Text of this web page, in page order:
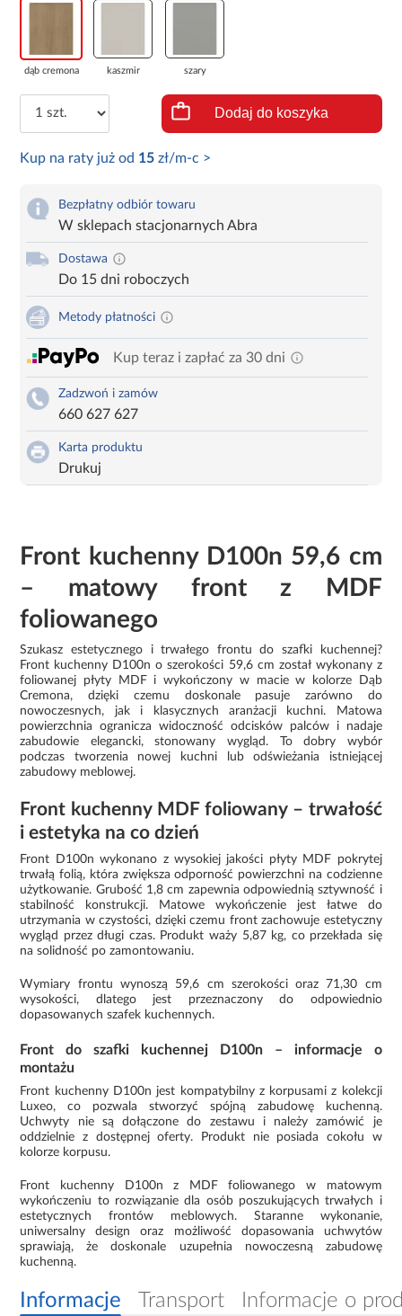
dąb cremona kaszmir szary
Dodaj do koszyka
Kup na raty już od 15 zł/m-c >
Bezpłatny odbiór towaru
W sklepach stacjonarnych Abra
Dostawa
Do 15 dni roboczych
Metody płatności
Kup teraz i zapłać za 30 dni
Zadzwoń i zamów
660 627 627
Karta produktu
Drukuj
Front kuchenny D100n 59,6 cm
– matowy front z MDF
foliowanego
Szukasz estetycznego i trwałego frontu do szafki kuchennej?
Front kuchenny D100n o szerokości 59,6 cm został wykonany z
foliowanej płyty MDF i wykończony w macie w kolorze Dąb
Cremona, dzięki czemu doskonale pasuje zarówno do
nowoczesnych, jak i klasycznych aranżacji kuchni. Matowa
powierzchnia ogranicza widoczność odcisków palców i nadaje
zabudowie elegancki, stonowany wygląd. To dobry wybór
podczas tworzenia nowej kuchni lub odświeżania istniejącej
zabudowy meblowej.
Front kuchenny MDF foliowany – trwałość
i estetyka na co dzień
Front D100n wykonano z wysokiej jakości płyty MDF pokrytej
trwałą folią, która zwiększa odporność powierzchni na codzienne
użytkowanie. Grubość 1,8 cm zapewnia odpowiednią sztywność i
stabilność konstrukcji. Matowe wykończenie jest łatwe do
utrzymania w czystości, dzięki czemu front zachowuje estetyczny
wygląd przez długi czas. Produkt waży 5,87 kg, co przekłada się
na solidność po zamontowaniu.
Wymiary frontu wynoszą 59,6 cm szerokości oraz 71,30 cm
wysokości, dlatego jest przeznaczony do odpowiednio
dopasowanych szafek kuchennych.
Front do szafki kuchennej D100n – informacje o
montażu
Front kuchenny D100n jest kompatybilny z korpusami z kolekcji
Luxeo, co pozwala stworzyć spójną zabudowę kuchenną.
Uchwyty nie są dołączone do zestawu i należy zamówić je
oddzielnie z dostępnej oferty. Produkt nie posiada cokołu w
kolorze korpusu.
Front kuchenny D100n z MDF foliowanego w matowym
wykończeniu to rozwiązanie dla osób poszukujących trwałych i
estetycznych frontów meblowych. Staranne wykonanie,
uniwersalny design oraz możliwość dopasowania uchwytów
sprawiają, że doskonale uzupełnia nowoczesną zabudowę
kuchenną.
Informacje Transport Informacje o